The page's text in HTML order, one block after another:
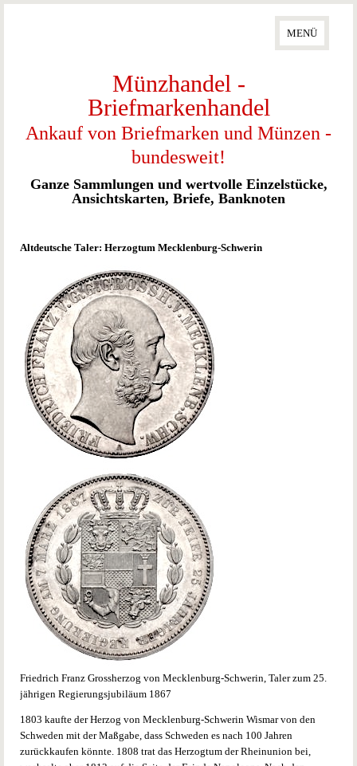
MENÜ
Münzhandel -
Briefmarkenhandel
Ankauf von Briefmarken und Münzen -
bundesweit!
Ganze Sammlungen und wertvolle Einzelstücke,
Ansichtskarten, Briefe, Banknoten
Altdeutsche Taler: Herzogtum Mecklenburg-Schwerin
Friedrich Franz Grossherzog von Mecklenburg-Schwerin, Taler zum 25.
jährigen Regierungsjubiläum 1867
1803 kaufte der Herzog von Mecklenburg-Schwerin Wismar von den
Schweden mit der Maßgabe, dass Schweden es nach 100 Jahren
zurückkaufen könnte. 1808 trat das Herzogtum der Rheinunion bei,